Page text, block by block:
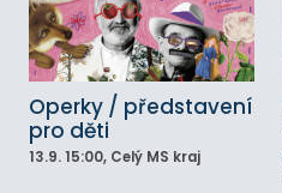
Operky / představení
pro děti
13.9. 15:00, Celý MS kraj